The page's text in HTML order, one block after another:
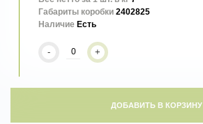
Габариты коробки 2402825
Наличие Есть
- +
ДОБАВИТЬ В КОРЗИНУ